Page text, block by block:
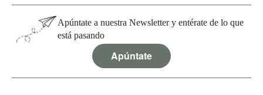
Apúntate a nuestra Newsletter y entérate de lo que
está pasando
Apúntate